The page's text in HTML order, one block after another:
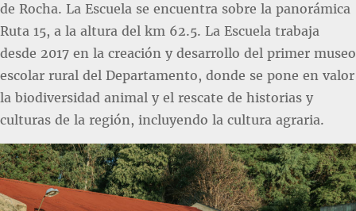
de Rocha. La Escuela se encuentra sobre la panorámica
Ruta 15, a la altura del km 62.5. La Escuela trabaja
desde 2017 en la creación y desarrollo del primer museo
escolar rural del Departamento, donde se pone en valor
la biodiversidad animal y el rescate de historias y
culturas de la región, incluyendo la cultura agraria.